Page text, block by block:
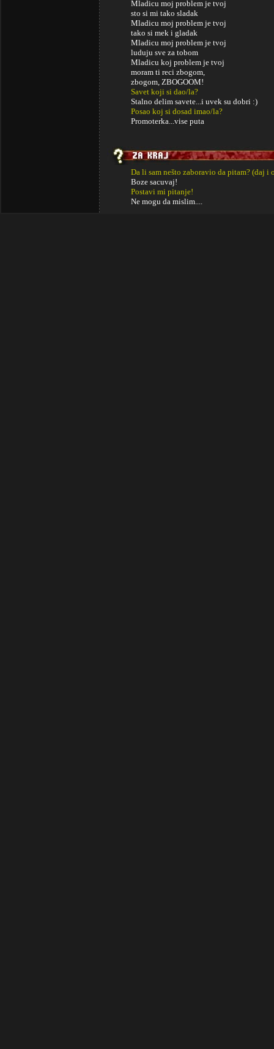
Mladicu moj problem je tvoj
sto si mi tako sladak
Mladicu moj problem je tvoj
tako si mek i gladak
Mladicu moj problem je tvoj
luduju sve za tobom
Mladicu koj problem je tvoj
moram ti reci zbogom,
zbogom, ZBOGOOM!
Savet koji si dao/la?
Stalno delim savete...i uvek su dobri :)
Posao koj si dosad imao/la?
Promoterka...vise puta
Da li sam nešto zaboravio da pitam? (daj i
Boze sacuvaj!
Postavi mi pitanje!
Ne mogu da mislim....